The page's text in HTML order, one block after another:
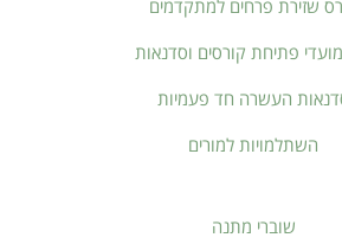
שזירת פרחים למתקדמים
פתיחת קורסים וסדנאות
העשרה חד פעמיות
השתלמויות למורים
שוברי מתנה